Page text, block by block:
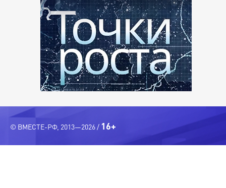
© ВМЕСТЕ-РФ, 2013—2026 / 16+